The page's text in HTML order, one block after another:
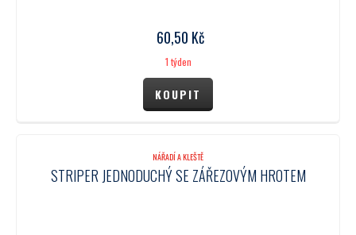
60,50 Kč
1 týden
NÁŘADÍ A KLEŠTĚ
STRIPER JEDNODUCHÝ SE ZÁŘEZOVÝM HROTEM